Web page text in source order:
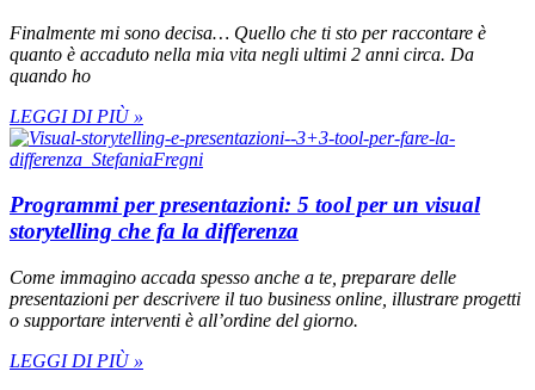
Finalmente mi sono decisa… Quello che ti sto per raccontare è
quanto è accaduto nella mia vita negli ultimi 2 anni circa. Da
quando ho
LEGGI DI PIÙ »
Programmi per presentazioni: 5 tool per un visual
storytelling che fa la differenza
Come immagino accada spesso anche a te, preparare delle
presentazioni per descrivere il tuo business online, illustrare progetti
o supportare interventi è all’ordine del giorno.
LEGGI DI PIÙ »